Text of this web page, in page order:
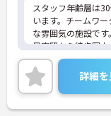
スタッフ年齢層は
います。チームワ
な雰囲気の施設です。
最寄駅から徒歩圏
ん。また、研修や
安心して就業できま
ご興味のある方に
に詳細をお話しい
さい！
詳細